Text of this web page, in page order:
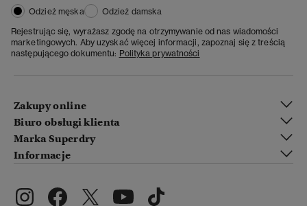
Odzież męska
Odzież damska
Rejestrując się, wyrażasz zgodę na otrzymywanie od nas wiadomości
marketingowych. Aby uzyskać więcej informacji, zapoznaj się z treścią
następującego dokumentu: Polityka prywatności
Zakupy online
Biuro obsługi klienta
Marka Superdry
Informacje